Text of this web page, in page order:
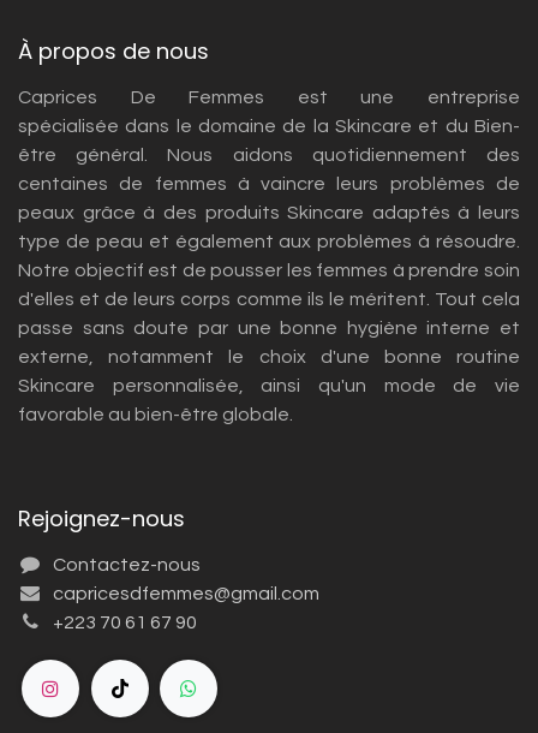
À propos de nous
Caprices De Femmes est une entreprise
spécialisée dans le domaine de la Skincare et du Bien-
être général. Nous aidons quotidiennement des
centaines de femmes à vaincre leurs problèmes de
peaux grâce à des produits Skincare adaptés à leurs
type de peau et également aux problèmes à résoudre.
Notre objectif est de pousser les femmes à prendre soin
d'elles et de leurs corps comme ils le méritent. Tout cela
passe sans doute par une bonne hygiène interne et
externe, notamment le choix d'une bonne routine
Skincare personnalisée, ainsi qu'un mode de vie
favorable au bien-être globale.
Rejoignez-nous
Contactez-nous
capricesdfemmes@gmail.com
+223 70 61 67 90